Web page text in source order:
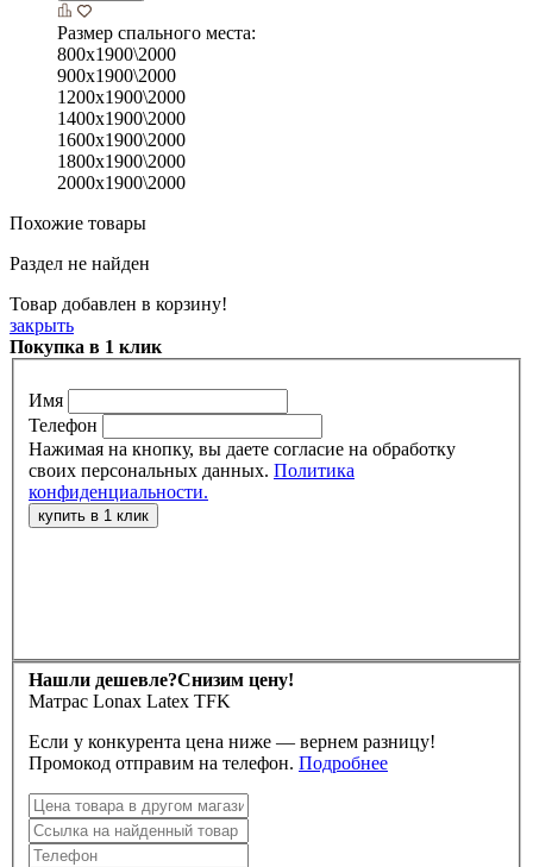
Размер спального места:
800х1900\2000
900х1900\2000
1200х1900\2000
1400х1900\2000
1600х1900\2000
1800х1900\2000
2000х1900\2000
Похожие товары
Раздел не найден
Товар добавлен в корзину!
закрыть
Покупка в 1 клик
Имя
Телефон
Нажимая на кнопку, вы даете согласие на обработку
своих персональных данных. Политика
конфиденциальности.
Нашли дешевле?Снизим цену!
Матрас Lonax Latex TFK
Если у конкурента цена ниже — вернем разницу!
Промокод отправим на телефон. Подробнее